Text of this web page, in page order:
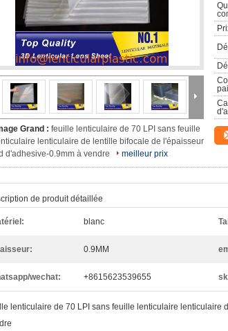
Grand : feuille lenticulaire de 70 LPI sans feuille
lenticulaire de lentille bifocale de l'épaisseur
d'adhesive-0.9mm à vendre
meilleur prix
de produit détaillée
blanc
0.9MM
wechat: +8615623539655
lenticulaire de 70 LPI sans feuille lenticulaire lenticulaire